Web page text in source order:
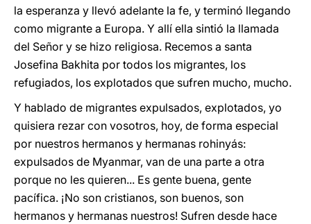
la esperanza y llevó adelante la fe, y terminó llegando
como migrante a Europa. Y allí ella sintió la llamada
del Señor y se hizo religiosa. Recemos a santa
Josefina Bakhita por todos los migrantes, los
refugiados, los explotados que sufren mucho, mucho.
Y hablado de migrantes expulsados, explotados, yo
quisiera rezar con vosotros, hoy, de forma especial
por nuestros hermanos y hermanas rohinyás:
expulsados de Myanmar, van de una parte a otra
porque no les quieren... Es gente buena, gente
pacífica. ¡No son cristianos, son buenos, son
hermanos y hermanas nuestros! Sufren desde hace